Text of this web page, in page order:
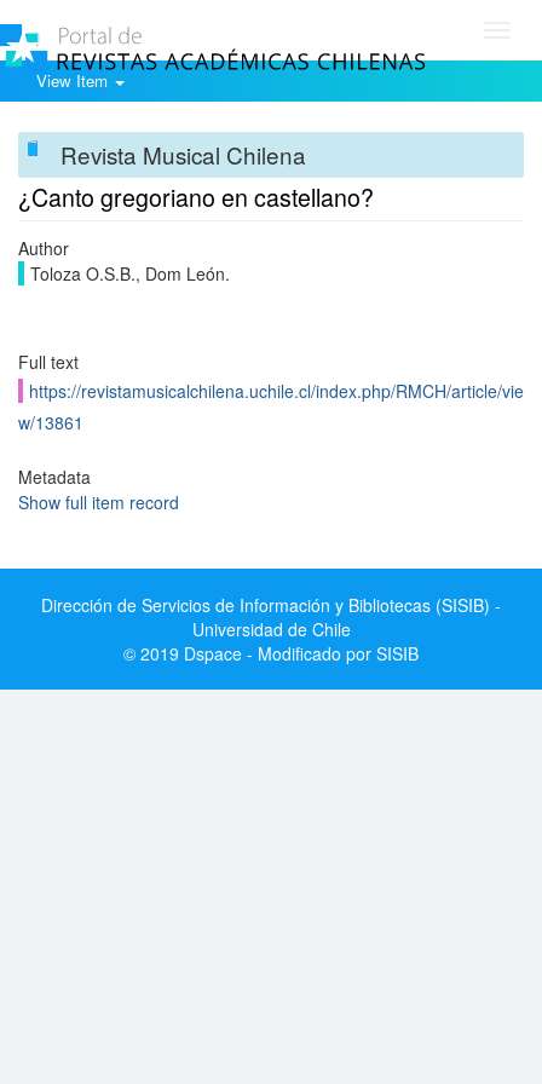
View Item
Revista Musical Chilena
¿Canto gregoriano en castellano?
Author
Toloza O.S.B., Dom León.
Full text
https://revistamusicalchilena.uchile.cl/index.php/RMCH/article/vie
w/13861
Metadata
Show full item record
Dirección de Servicios de Información y Bibliotecas (SISIB) -
Universidad de Chile
© 2019 Dspace - Modificado por SISIB